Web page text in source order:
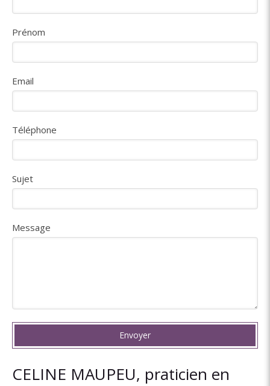
Prénom
Email
Téléphone
Sujet
Message
Envoyer
CELINE MAUPEU, praticien en